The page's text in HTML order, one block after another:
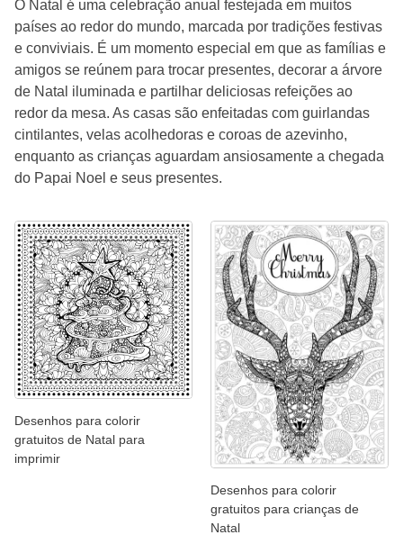
O Natal é uma celebração anual festejada em muitos
países ao redor do mundo, marcada por tradições festivas
e conviviais. É um momento especial em que as famílias e
amigos se reúnem para trocar presentes, decorar a árvore
de Natal iluminada e partilhar deliciosas refeições ao
redor da mesa. As casas são enfeitadas com guirlandas
cintilantes, velas acolhedoras e coroas de azevinho,
enquanto as crianças aguardam ansiosamente a chegada
do Papai Noel e seus presentes.
Desenhos para colorir
gratuitos de Natal para
imprimir
Desenhos para colorir
gratuitos para crianças de
Natal